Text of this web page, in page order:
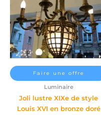
Faire une offre
Luminaire
Joli lustre XIXe de style
Louis XVI en bronze doré